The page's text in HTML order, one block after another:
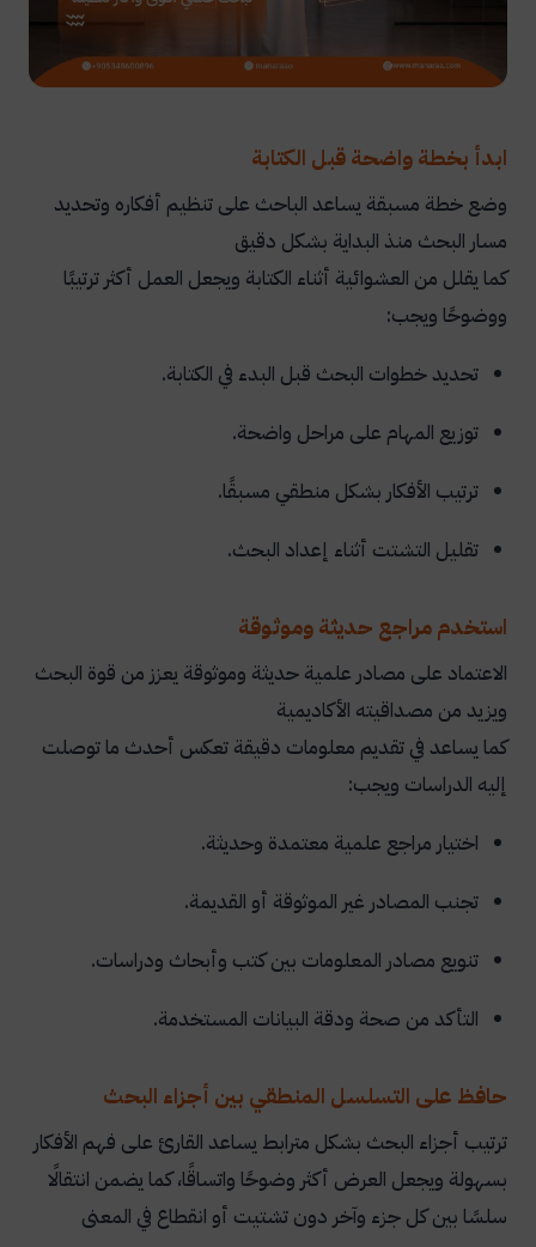
ابدأ بخطة واضحة قبل الكتابة
وضع خطة مسبقة يساعد الباحث على تنظيم أفكاره وتحديد
مسار البحث منذ البداية بشكل دقيق
كما يقلل من العشوائية أثناء الكتابة ويجعل العمل أكثر ترتيبًا
ووضوحًا ويجب:
تحديد خطوات البحث قبل البدء في الكتابة.
توزيع المهام على مراحل واضحة.
ترتيب الأفكار بشكل منطقي مسبقًا.
تقليل التشتت أثناء إعداد البحث.
استخدم مراجع حديثة وموثوقة
الاعتماد على مصادر علمية حديثة وموثوقة يعزز من قوة البحث
ويزيد من مصداقيته الأكاديمية
كما يساعد في تقديم معلومات دقيقة تعكس أحدث ما توصلت
إليه الدراسات ويجب:
اختيار مراجع علمية معتمدة وحديثة.
تجنب المصادر غير الموثوقة أو القديمة.
تنويع مصادر المعلومات بين كتب وأبحاث ودراسات.
التأكد من صحة ودقة البيانات المستخدمة.
حافظ على التسلسل المنطقي بين أجزاء البحث
ترتيب أجزاء البحث بشكل مترابط يساعد القارئ على فهم الأفكار
بسهولة ويجعل العرض أكثر وضوحًا واتساقًا، كما يضمن انتقالًا
سلسًا بين كل جزء وآخر دون تشتيت أو انقطاع في المعنى